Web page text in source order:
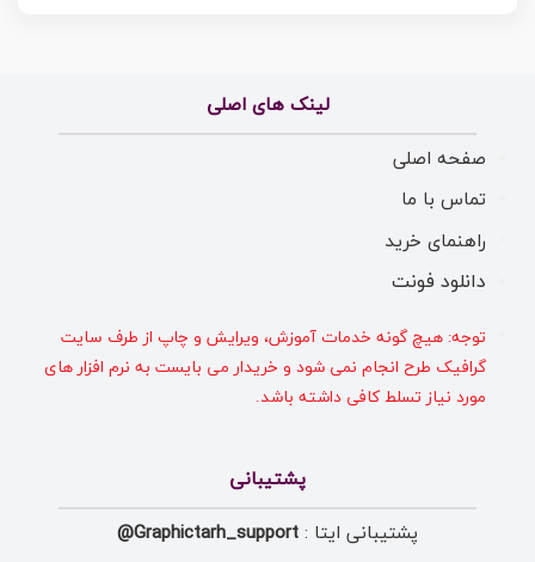
لینک های اصلی
صفحه اصلی
تماس با ما
راهنمای خرید
دانلود فونت
توجه: هیچ گونه خدمات آموزش، ویرایش و چاپ از طرف سایت
گرافیک طرح انجام نمی شود و خریدار می بایست به نرم افزار های
مورد نیاز تسلط کافی داشته باشد.
پشتیبانی
پشتیبانی ایتا : Graphictarh_support@